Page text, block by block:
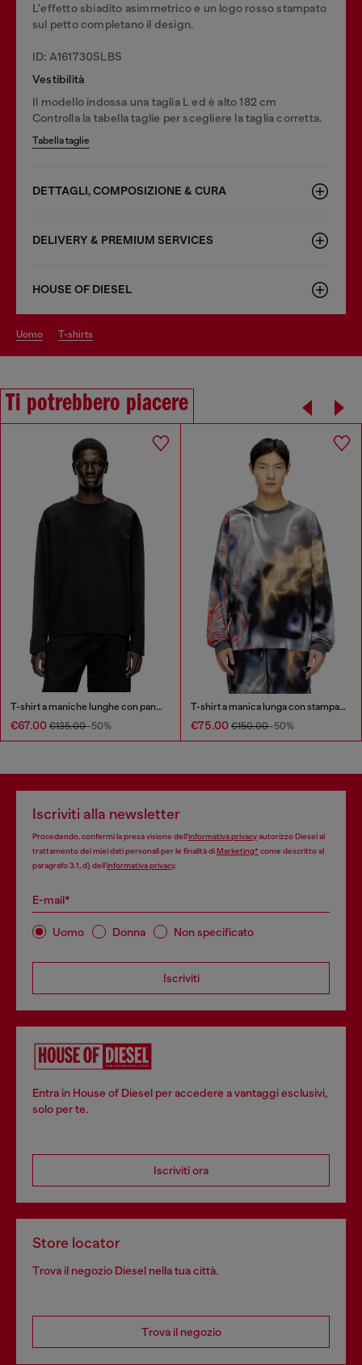
L'effetto sbiadito asimmetrico e un logo rosso stampato
sul petto completano il design.
ID: A161730SLBS
Vestibilità
Il modello indossa una taglia L ed è alto 182 cm
Controlla la tabella taglie per scegliere la taglia corretta.
Tabella taglie
DETTAGLI, COMPOSIZIONE & CURA
DELIVERY & PREMIUM SERVICES
HOUSE OF DIESEL
uomo t-shirts
Ti potrebbero piacere
T-shirt a maniche lunghe con pannelli a tinta unita
€67.00 €135.00-50%
T-shirt a manica lunga con stampa graffiti
€75.00 €150.00-50%
Iscriviti alla newsletter
Procedendo, confermi la presa visione dell’informativa privacyautorizzo Diesel al
trattamento dei miei dati personali per le finalità diMarketing*come descritto al
paragrafo 3.1, d) dell’informativa privacy.
E-mail*
Uomo Donna Non specificato
Iscriviti
Entra in House of Diesel per accedere a vantaggi esclusivi,
solo per te.
Iscriviti ora
Store locator
Trova il negozio Diesel nella tua città.
Trova il negozio